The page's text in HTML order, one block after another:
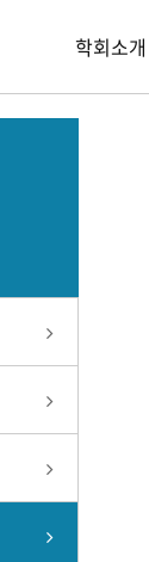
학회소개